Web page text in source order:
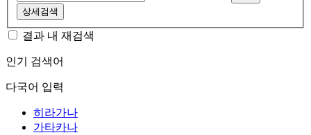
상세검색
결과 내 재검색
인기 검색어
다국어 입력
히라가나
가타카나